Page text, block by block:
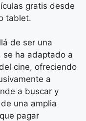
gratis desde
tablet.
de ser una
se ha adaptado a
cine, ofreciendo
a
a buscar y
una amplia
pagar